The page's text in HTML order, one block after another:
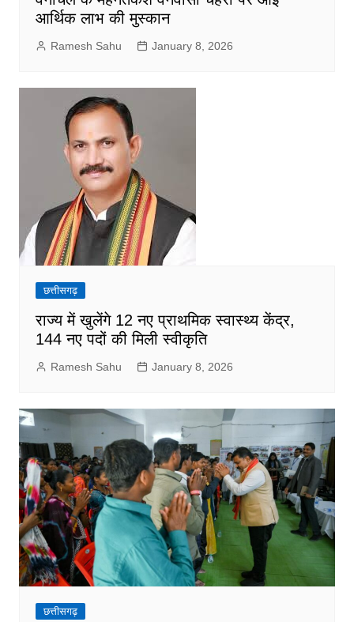
आर्थिक लाभ की मुस्कान
Ramesh Sahu January 8, 2026
छत्तीसगढ़
राज्य में खुलेंगे 12 नए प्राथमिक स्वास्थ्य केंद्र,
144 नए पदों की मिली स्वीकृति
Ramesh Sahu January 8, 2026
छत्तीसगढ़